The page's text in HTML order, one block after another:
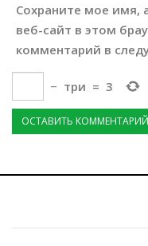
Сохраните мое имя,
веб-сайт в этом
комментарий в
− три = 3